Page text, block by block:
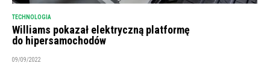
TECHNOLOGIA
Williams pokazał elektryczną platformę
do hipersamochodów
09/09/2022